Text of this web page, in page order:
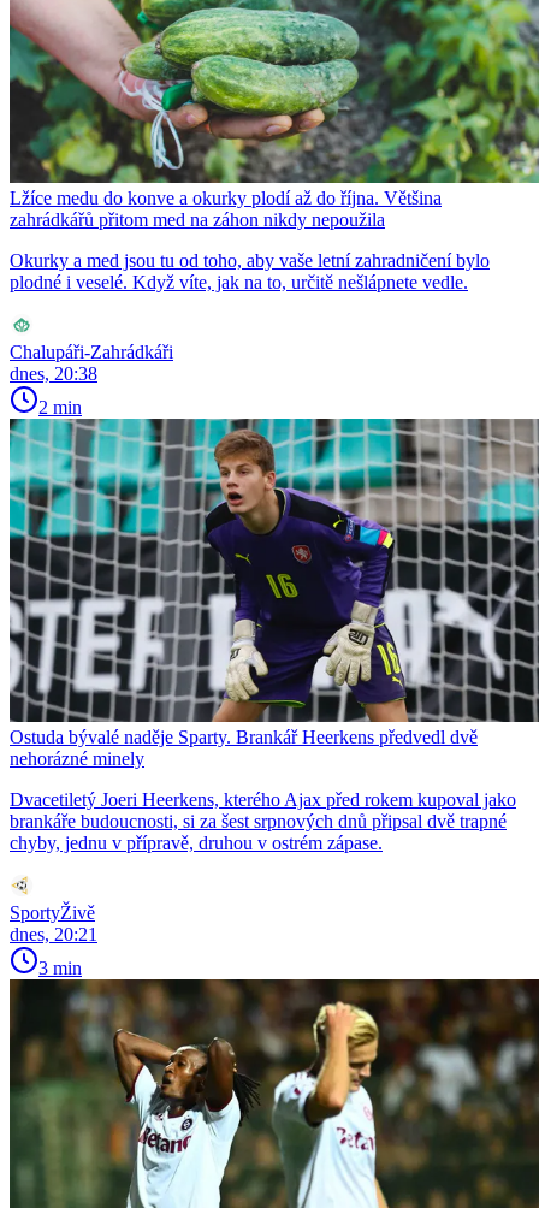
Lžíce medu do konve a okurky plodí až do října. Většina
zahrádkářů přitom med na záhon nikdy nepoužila
Okurky a med jsou tu od toho, aby vaše letní zahradničení bylo
plodné i veselé. Když víte, jak na to, určitě nešlápnete vedle.
Chalupáři-Zahrádkáři
dnes, 20:38
2 min
Ostuda bývalé naděje Sparty. Brankář Heerkens předvedl dvě
nehorázné minely
Dvacetiletý Joeri Heerkens, kterého Ajax před rokem kupoval jako
brankáře budoucnosti, si za šest srpnových dnů připsal dvě trapné
chyby, jednu v přípravě, druhou v ostrém zápase.
SportyŽivě
dnes, 20:21
3 min